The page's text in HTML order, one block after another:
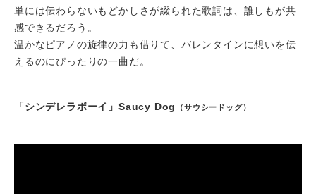
単には伝わらないもどかしさが綴られた歌詞は、誰しもが共
感できるだろう。
温かなピアノの旋律の力も借りて、バレンタインに想いを伝
えるのにぴったりの一曲だ。
「シンデレラボーイ」Saucy Dog （サウシードッグ）